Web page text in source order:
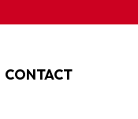
CONTACT